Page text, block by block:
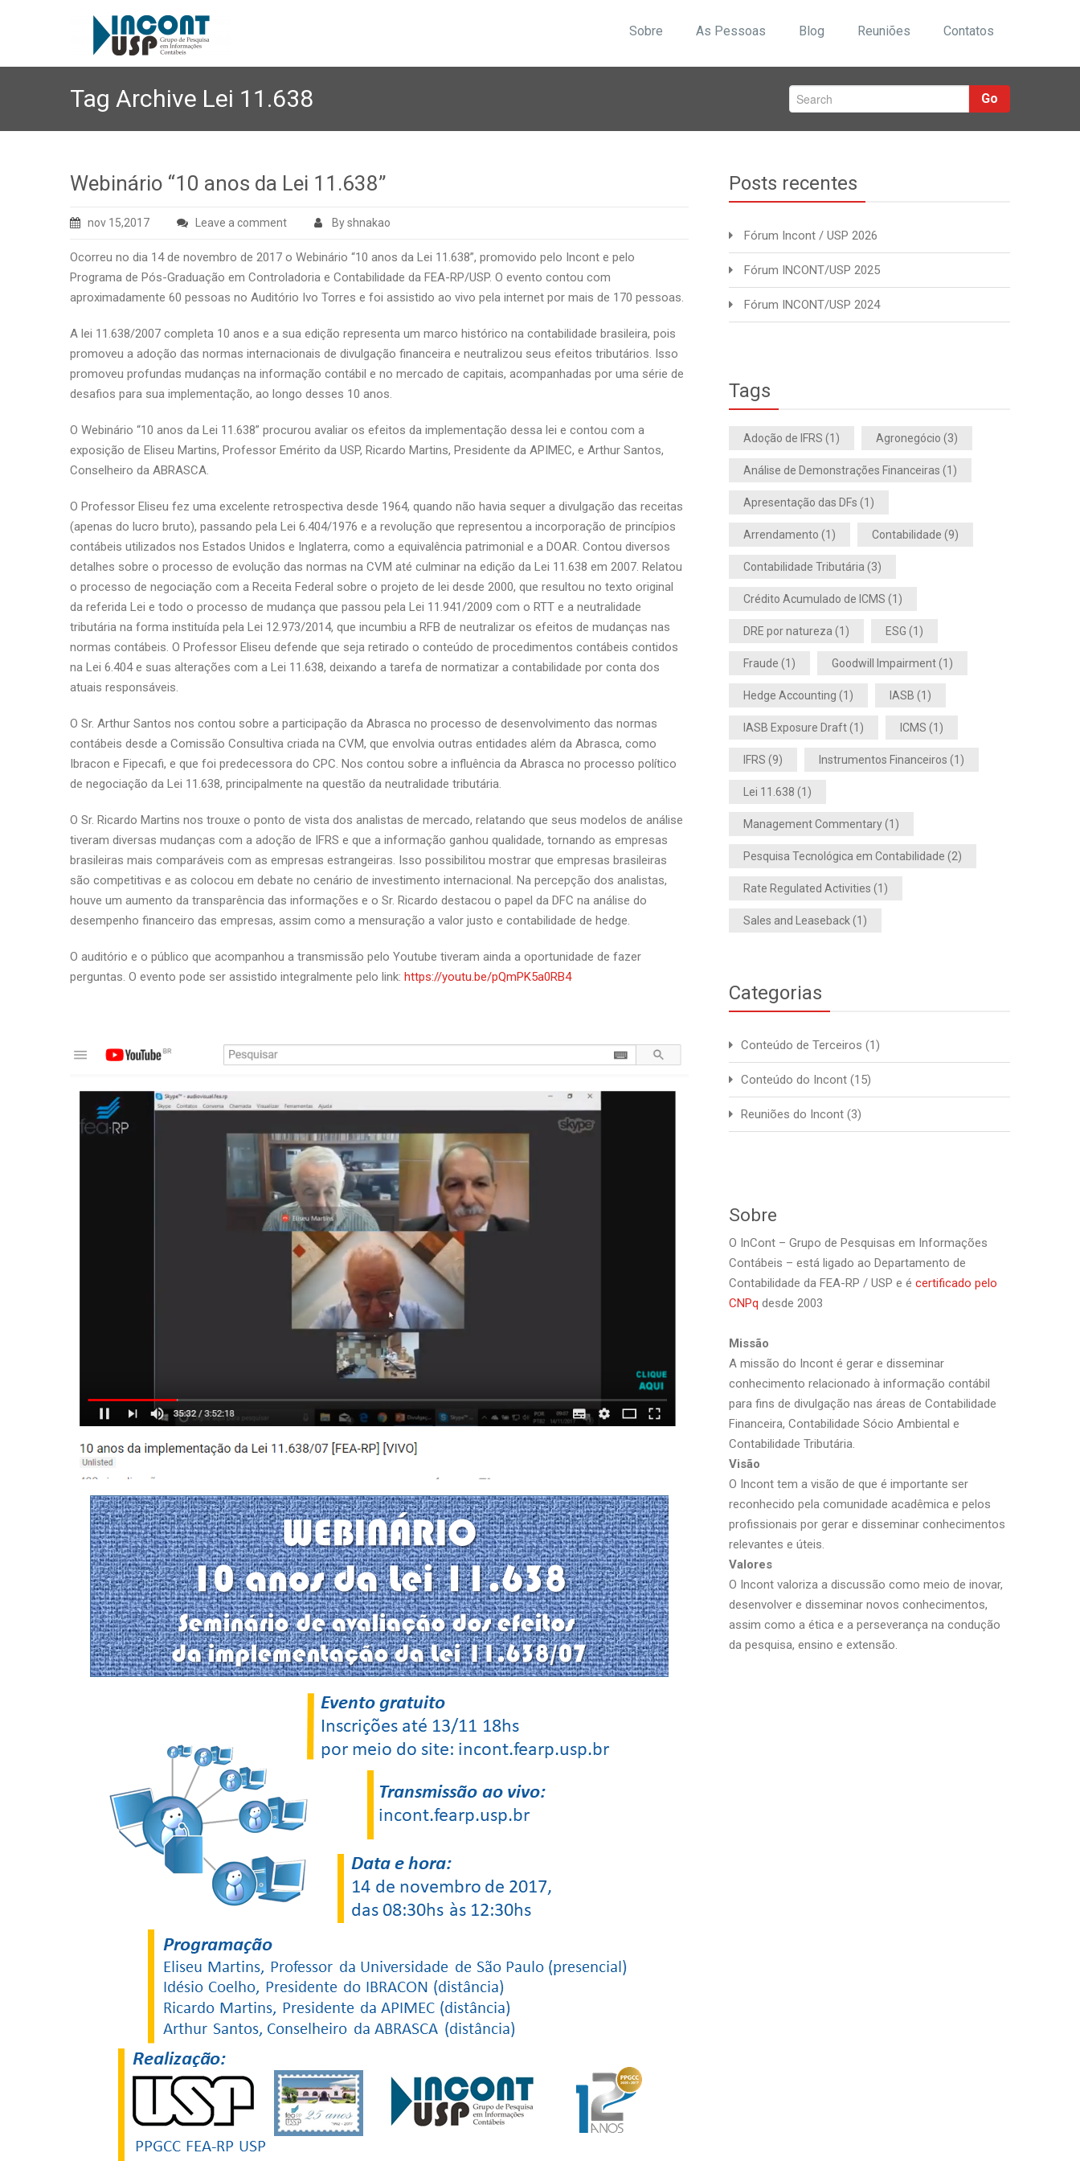
Sobre As Pessoas Blog Reuniões Contatos
Tag Archive Lei 11.638 Go
Webinário “10 anos da Lei 11.638”
nov 15,2017 Leave a comment By shnakao
Ocorreu no dia 14 de novembro de 2017 o Webinário “10 anos da Lei 11.638”, promovido pelo Incont e pelo
Programa de Pós-Graduação em Controladoria e Contabilidade da FEA-RP/USP. O evento contou com
aproximadamente 60 pessoas no Auditório Ivo Torres e foi assistido ao vivo pela internet por mais de 170 pessoas.
A lei 11.638/2007 completa 10 anos e a sua edição representa um marco histórico na contabilidade brasileira, pois
promoveu a adoção das normas internacionais de divulgação financeira e neutralizou seus efeitos tributários. Isso
promoveu profundas mudanças na informação contábil e no mercado de capitais, acompanhadas por uma série de
desafios para sua implementação, ao longo desses 10 anos.
O Webinário “10 anos da Lei 11.638” procurou avaliar os efeitos da implementação dessa lei e contou com a
exposição de Eliseu Martins, Professor Emérito da USP, Ricardo Martins, Presidente da APIMEC, e Arthur Santos,
Conselheiro da ABRASCA.
O Professor Eliseu fez uma excelente retrospectiva desde 1964, quando não havia sequer a divulgação das receitas
(apenas do lucro bruto), passando pela Lei 6.404/1976 e a revolução que representou a incorporação de princípios
contábeis utilizados nos Estados Unidos e Inglaterra, como a equivalência patrimonial e a DOAR. Contou diversos
detalhes sobre o processo de evolução das normas na CVM até culminar na edição da Lei 11.638 em 2007. Relatou
o processo de negociação com a Receita Federal sobre o projeto de lei desde 2000, que resultou no texto original
da referida Lei e todo o processo de mudança que passou pela Lei 11.941/2009 com o RTT e a neutralidade
tributária na forma instituída pela Lei 12.973/2014, que incumbiu a RFB de neutralizar os efeitos de mudanças nas
normas contábeis. O Professor Eliseu defende que seja retirado o conteúdo de procedimentos contábeis contidos
na Lei 6.404 e suas alterações com a Lei 11.638, deixando a tarefa de normatizar a contabilidade por conta dos
atuais responsáveis.
O Sr. Arthur Santos nos contou sobre a participação da Abrasca no processo de desenvolvimento das normas
contábeis desde a Comissão Consultiva criada na CVM, que envolvia outras entidades além da Abrasca, como
Ibracon e Fipecafi, e que foi predecessora do CPC. Nos contou sobre a influência da Abrasca no processo político
de negociação da Lei 11.638, principalmente na questão da neutralidade tributária.
O Sr. Ricardo Martins nos trouxe o ponto de vista dos analistas de mercado, relatando que seus modelos de análise
tiveram diversas mudanças com a adoção de IFRS e que a informação ganhou qualidade, tornando as empresas
brasileiras mais comparáveis com as empresas estrangeiras. Isso possibilitou mostrar que empresas brasileiras
são competitivas e as colocou em debate no cenário de investimento internacional. Na percepção dos analistas,
houve um aumento da transparência das informações e o Sr. Ricardo destacou o papel da DFC na análise do
desempenho financeiro das empresas, assim como a mensuração a valor justo e contabilidade de hedge.
O auditório e o público que acompanhou a transmissão pelo Youtube tiveram ainda a oportunidade de fazer
perguntas. O evento pode ser assistido integralmente pelo link: https://youtu.be/pQmPK5a0RB4
Posts recentes
Fórum Incont / USP 2026
Fórum INCONT/USP 2025
Fórum INCONT/USP 2024
Tags
Adoção de IFRS (1) Agronegócio (3)
Análise de Demonstrações Financeiras (1)
Apresentação das DFs (1)
Arrendamento (1) Contabilidade (9)
Contabilidade Tributária (3)
Crédito Acumulado de ICMS (1)
DRE por natureza (1) ESG (1)
Fraude (1) Goodwill Impairment(1)
Hedge Accounting (1) IASB (1)
IASB Exposure Draft(1) ICMS (1)
IFRS (9) Instrumentos Financeiros (1)
Lei 11.638 (1)
Management Commentary(1)
Pesquisa Tecnológica em Contabilidade (2)
Rate Regulated Activities (1)
Sales and Leaseback (1)
Categorias
Conteúdo de Terceiros (1)
Conteúdo do Incont (15)
Reuniões do Incont (3)
Sobre
O InCont – Grupo de Pesquisas em Informações
Contábeis – está ligado ao Departamento de
Contabilidade da FEA-RP / USP e é certificado pelo
CNPq desde 2003
Missão
A missão do Incont é gerar e disseminar
conhecimento relacionado à informação contábil
para fins de divulgação nas áreas de Contabilidade
Financeira, Contabilidade Sócio Ambiental e
Contabilidade Tributária.
Visão
O Incont tem a visão de que é importante ser
reconhecido pela comunidade acadêmica e pelos
profissionais por gerar e disseminar conhecimentos
relevantes e úteis.
Valores
O Incont valoriza a discussão como meio de inovar,
desenvolver e disseminar novos conhecimentos,
assim como a ética e a perseverança na condução
da pesquisa, ensino e extensão.